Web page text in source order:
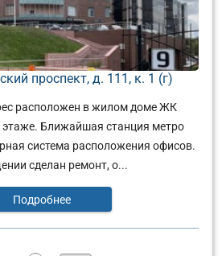
проспект, д. 111, к. 1 (г)
расположен в жилом доме ЖК
этаже. Ближайшая станция метро
система расположения офисов.
сделан ремонт, о...
Подробнее